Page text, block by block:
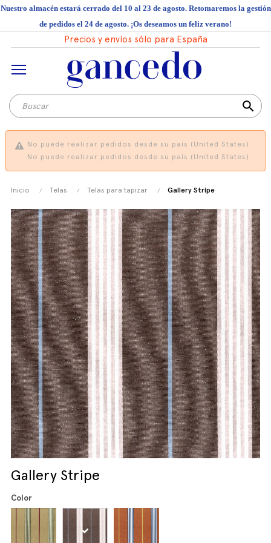
Nuestro almacén estará cerrado del 10 al 23 de agosto. Retomaremos la gestión
de pedidos el 24 de agosto. ¡Os deseamos un feliz verano!
Precios y envíos sólo para España
search
No puede realizar pedidos desde su país (United States).
No puede realizar pedidos desde su país (United States).
Inicio Telas Telas para tapizar Gallery Stripe
Gallery Stripe
Color